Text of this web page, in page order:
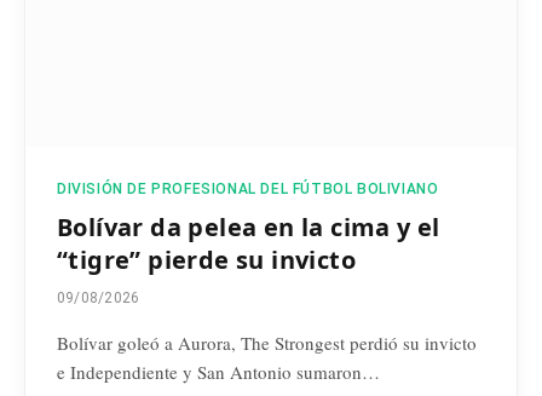
DIVISIÓN DE PROFESIONAL DEL FÚTBOL BOLIVIANO
Bolívar da pelea en la cima y el
“tigre” pierde su invicto
09/08/2026
Bolívar goleó a Aurora, The Strongest perdió su invicto
e Independiente y San Antonio sumaron…